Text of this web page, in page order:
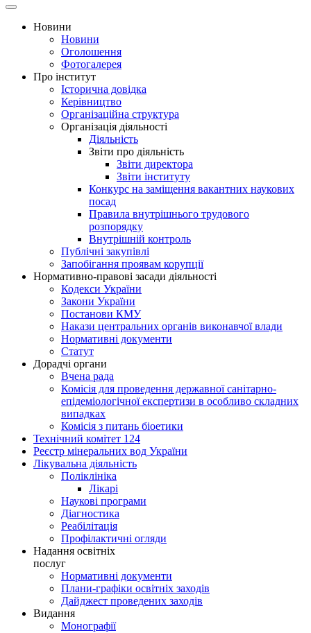
Новини
Новини
Оголошення
Фотогалерея
Про інститут
Історична довідка
Керівництво
Організаційна структура
Організація діяльності
Діяльність
Звіти про діяльність
Звіти директора
Звіти інституту
Конкурс на заміщення вакантних наукових
посад
Правила внутрішнього трудового
розпорядку
Внутрішній контроль
Публічні закупівлі
Запобігання проявам корупції
Нормативно-правові засади діяльності
Кодекси України
Закони України
Постанови КМУ
Накази центральних органів виконавчої влади
Нормативні документи
Статут
Дорадчі органи
Вчена рада
Комісія для проведення державної санітарно-
епідеміологічної експертизи в особливо складних
випадках
Комісія з питань біоетики
Технічний комітет 124
Реєстр мінеральних вод України
Лікувальна діяльність
Поліклініка
Лікарі
Наукові програми
Діагностика
Реабілітація
Профілактичні огляди
Надання освітніх
послуг
Нормативні документи
Плани-графіки освітніх заходів
Дайджест проведених заходів
Видання
Монографії